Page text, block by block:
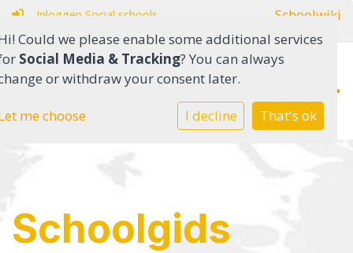
Inloggen Social schools Schoolwiki
Home
Onderwijs in het VSO
Onze school
Schoolgids
Could we please enable some additional services
Social Media & Tracking? You can always
or withdraw your consent later.
me choose I decline That's ok